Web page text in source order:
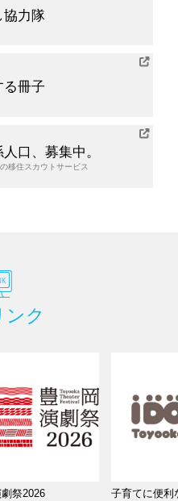
協力隊
る冊子
口、募集中。
移住スカウトサービス
ンク
祭2026
子育てに便利